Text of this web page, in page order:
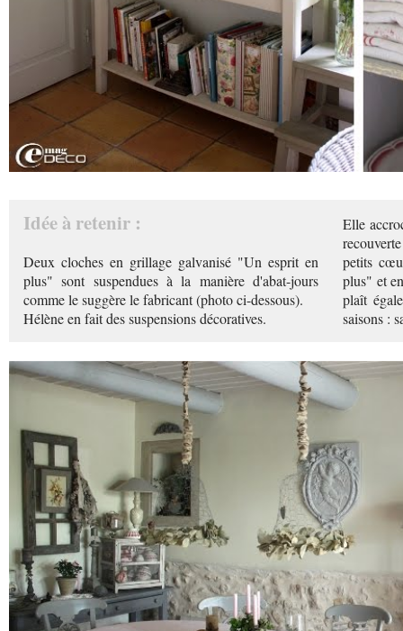
Idée à retenir :
Deux cloches en grillage galvanisé "Un esprit en
plus" sont suspendues à la manière d'abat-jours
comme le suggère le fabricant (photo ci-dessous).
Hélène en fait des suspensions décoratives.
Elle
petits
plus" et
plaît
saisons :